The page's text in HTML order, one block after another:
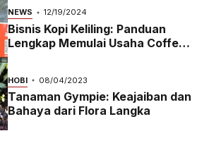
NEWS 12/19/2024
Bisnis Kopi Keliling: Panduan
Lengkap Memulai Usaha Coffee
Bike yang Menguntungkan di
2024
HOBI 08/04/2023
Tanaman Gympie: Keajaiban dan
Bahaya dari Flora Langka